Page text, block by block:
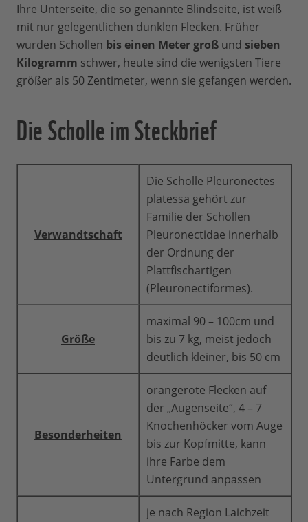
Ihre Unterseite, die so genannte Blindseite, ist weiß
mit nur gelegentlichen dunklen Flecken. Früher
wurden Schollen bis einen Meter groß und sieben
Kilogramm schwer, heute sind die wenigsten Tiere
größer als 50 Zentimeter, wenn sie gefangen werden.
Die Scholle im Steckbrief
Verwandtschaft
Die Scholle Pleuronectes
platessa gehört zur
Familie der Schollen
Pleuronectidae innerhalb
der Ordnung der
Plattfischartigen
(Pleuronectiformes).
Größe
maximal 90 – 100cm und
bis zu 7 kg, meist jedoch
deutlich kleiner, bis 50 cm
Besonderheiten
orangerote Flecken auf
der „Augenseite“, 4 – 7
Knochenhöcker vom Auge
bis zur Kopfmitte, kann
ihre Farbe dem
Untergrund anpassen
je nach Region Laichzeit